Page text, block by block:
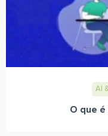
AI
O que é